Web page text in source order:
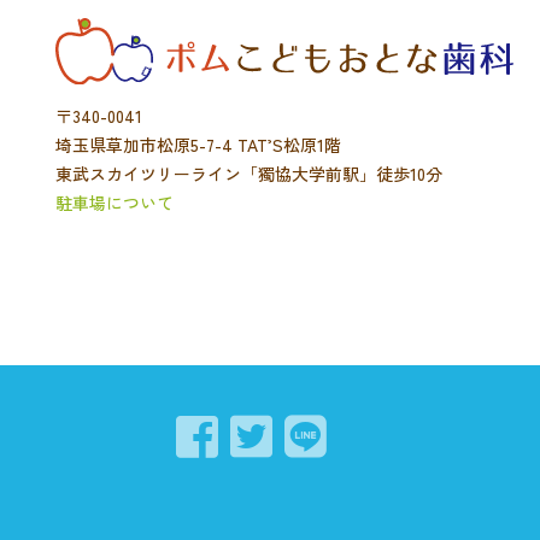
〒340-0041
埼玉県草加市松原5-7-4 TAT’S松原1階
東武スカイツリーライン「獨協大学前駅」徒歩10分
駐車場について